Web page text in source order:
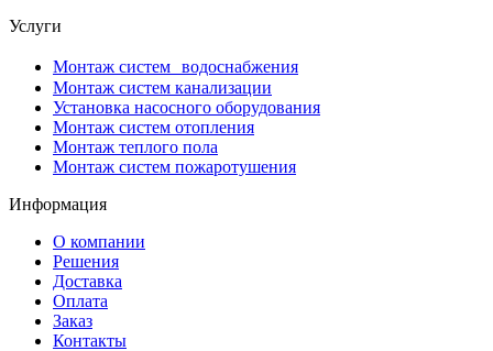
Услуги
Монтаж систем водоснабжения
Монтаж систем канализации
Установка насосного оборудования
Монтаж систем отопления
Монтаж теплого пола
Монтаж систем пожаротушения
Информация
О компании
Решения
Доставка
Оплата
Заказ
Контакты